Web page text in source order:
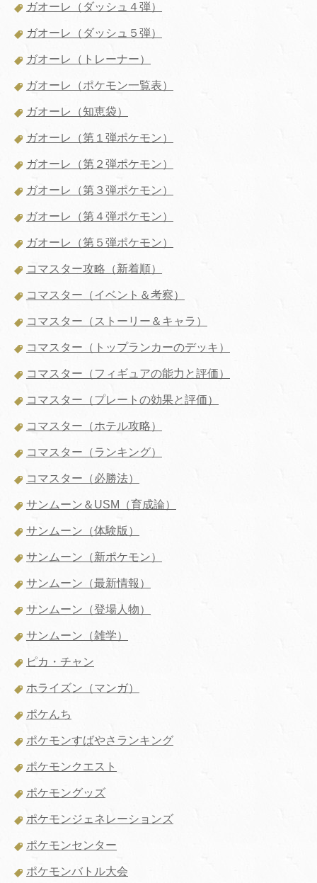
ガオーレ（ダッシュ４弾）
ガオーレ（ダッシュ５弾）
ガオーレ（トレーナー）
ガオーレ（ポケモン一覧表）
ガオーレ（知恵袋）
ガオーレ（第１弾ポケモン）
ガオーレ（第２弾ポケモン）
ガオーレ（第３弾ポケモン）
ガオーレ（第４弾ポケモン）
ガオーレ（第５弾ポケモン）
コマスター攻略（新着順）
コマスター（イベント＆考察）
コマスター（ストーリー＆キャラ）
コマスター（トップランカーのデッキ）
コマスター（フィギュアの能力と評価）
コマスター（プレートの効果と評価）
コマスター（ホテル攻略）
コマスター（ランキング）
コマスター（必勝法）
サンムーン＆USM（育成論）
サンムーン（体験版）
サンムーン（新ポケモン）
サンムーン（最新情報）
サンムーン（登場人物）
サンムーン（雑学）
ピカ・チャン
ホライズン（マンガ）
ポケんち
ポケモンすばやさランキング
ポケモンクエスト
ポケモングッズ
ポケモンジェネレーションズ
ポケモンセンター
ポケモンバトル大会